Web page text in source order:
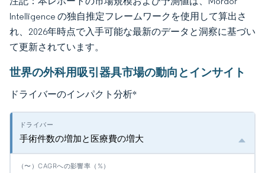
Intelligence の独自推定フレームワークを使用して算出さ
れ、2026年時点で入手可能な最新のデータと洞察に基づい
て更新されています。
世界の外科用吸引器具市場の動向とインサイト
ドライバーのインパクト分析*
手術件数の増加と医療費の増大